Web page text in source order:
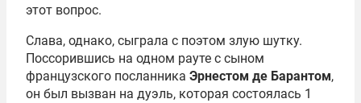
этот вопрос.
Слава, однако, сыграла с поэтом злую шутку.
Поссорившись на одном рауте с сыном
французского посланника Эрнестом де Барантом,
он был вызван на дуэль, которая состоялась 1